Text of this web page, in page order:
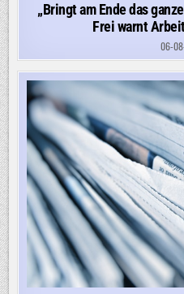
„Bringt am Ende das
Frei warnt
06-